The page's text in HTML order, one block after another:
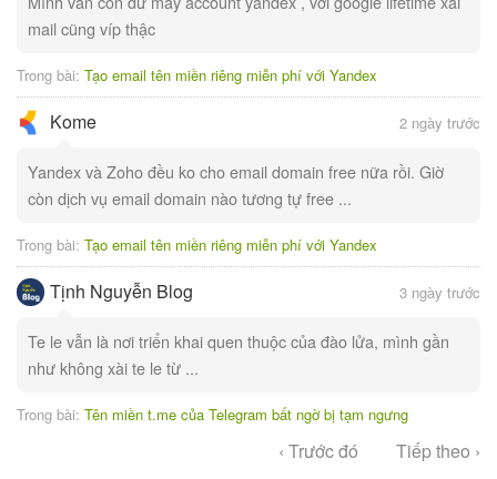
mail cũng víp thậc
Trong bài: Tạo email tên miền riêng miễn phí với Yandex
Kome 2 ngày trước
Yandex và Zoho đều ko cho email domain free nữa rồi. Giờ
còn dịch vụ email domain nào tương tự free ...
Trong bài: Tạo email tên miền riêng miễn phí với Yandex
Tịnh Nguyễn Blog 3 ngày trước
Te le vẫn là nơi triển khai quen thuộc của đào lửa, mình gần
như không xài te le từ ...
Trong bài: Tên miền t.me của Telegram bất ngờ bị tạm ngưng
‹ Trước đó Tiếp theo ›